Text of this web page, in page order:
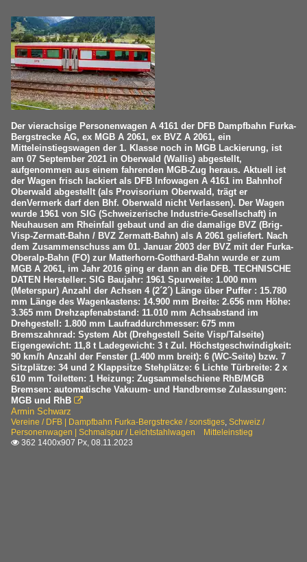
Der vierachsige Personenwagen A 4161 der DFB Dampfbahn Furka-
Bergstrecke AG, ex MGB A 2061, ex BVZ A 2061, ein
Mitteleinstiegswagen der 1. Klasse noch in MGB Lackierung, ist
am 07 September 2021 in Oberwald (Wallis) abgestellt,
aufgenommen aus einem fahrenden MGB-Zug heraus. Aktuell ist
der Wagen frisch lackiert als DFB Infowagen A 4161 im Bahnhof
Oberwald abgestellt (als Provisorium Oberwald, trägt er
denVermerk darf den Bhf. Oberwald nicht Verlassen). Der Wagen
wurde 1961 von SIG (Schweizerische Industrie-Gesellschaft) in
Neuhausen am Rheinfall gebaut und an die damalige BVZ (Brig-
Visp-Zermatt-Bahn / BVZ Zermatt-Bahn) als A 2061 geliefert. Nach
dem Zusammenschuss am 01. Januar 2003 der BVZ mit der Furka-
Oberalp-Bahn (FO) zur Matterhorn-Gotthard-Bahn wurde er zum
MGB A 2061, im Jahr 2016 ging er dann an die DFB. TECHNISCHE
DATEN Hersteller: SIG Baujahr: 1961 Spurweite: 1.000 mm
(Meterspur) Anzahl der Achsen 4 (2´2´) Länge über Puffer : 15.780
mm Länge des Wagenkastens: 14.900 mm Breite: 2.656 mm Höhe:
3.365 mm Drehzapfenabstand: 11.010 mm Achsabstand im
Drehgestell: 1.800 mm Laufraddurchmesser: 675 mm
Bremszahnrad: System Abt (Drehgestell Seite Visp/Talseite)
Eigengewicht: 11,8 t Ladegewicht: 3 t Zul. Höchstgeschwindigkeit:
90 km/h Anzahl der Fenster (1.400 mm breit): 6 (WC-Seite) bzw. 7
Sitzplätze: 34 und 2 Klappsitze Stehplätze: 6 Lichte Türbreite: 2 x
610 mm Toiletten: 1 Heizung: Zugsammelschiene RhB/MGB
Bremsen: automatische Vakuum- und Handbremse Zulassungen:
MGB und RhB 
Armin Schwarz
Vereine / DFB | Dampfbahn Furka-Bergstrecke / sonstiges Schweiz /
Personenwagen | Schmalspur / Leichtstahlwagen Mitteleinstieg
 362 1400x907 Px, 08.11.2023